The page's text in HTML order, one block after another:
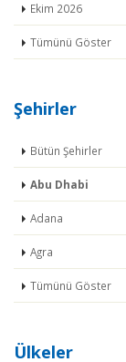
Ekim 2026
Tümünü Göster
Şehirler
Bütün Şehirler
Abu Dhabi
Adana
Agra
Tümünü Göster
Ülkeler